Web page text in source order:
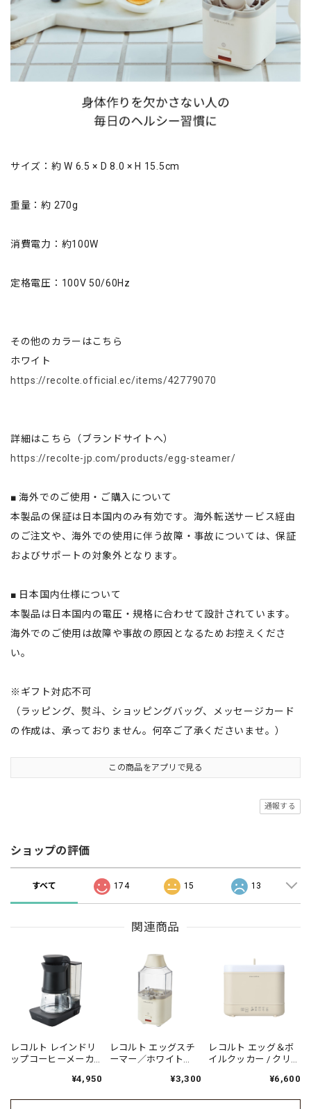
サイズ：約 W 6.5 × D 8.0 × H 15.5cm
重量：約 270g
消費電力：約100W
定格電圧：100V 50/60Hz
その他のカラーはこちら
ホワイト
https://recolte.official.ec/items/42779070
詳細はこちら（ブランドサイトへ）
https://recolte-jp.com/products/egg-steamer/
■ 海外でのご使用・ご購入について
本製品の保証は日本国内のみ有効です。海外転送サービス経由
のご注文や、海外での使用に伴う故障・事故については、保証
およびサポートの対象外となります。
■ 日本国内仕様について
本製品は日本国内の電圧・規格に合わせて設計されています。
海外でのご使用は故障や事故の原因となるためお控えくださ
い。
※ギフト対応不可
（ラッピング、熨斗、ショッピングバッグ、メッセージカード
の作成は、承っておりません。何卒ご了承くださいませ。）
この商品をアプリで見る
通報する
ショップの評価
すべて 174 15 13
関連商品
レコルト レインドリ
ップコーヒーメーカ
¥4,950
レコルト エッグスチ
ーマー／ホワイト
¥3,300
レコルト エッグ＆ボ
イルクッカー / クリー
¥6,600